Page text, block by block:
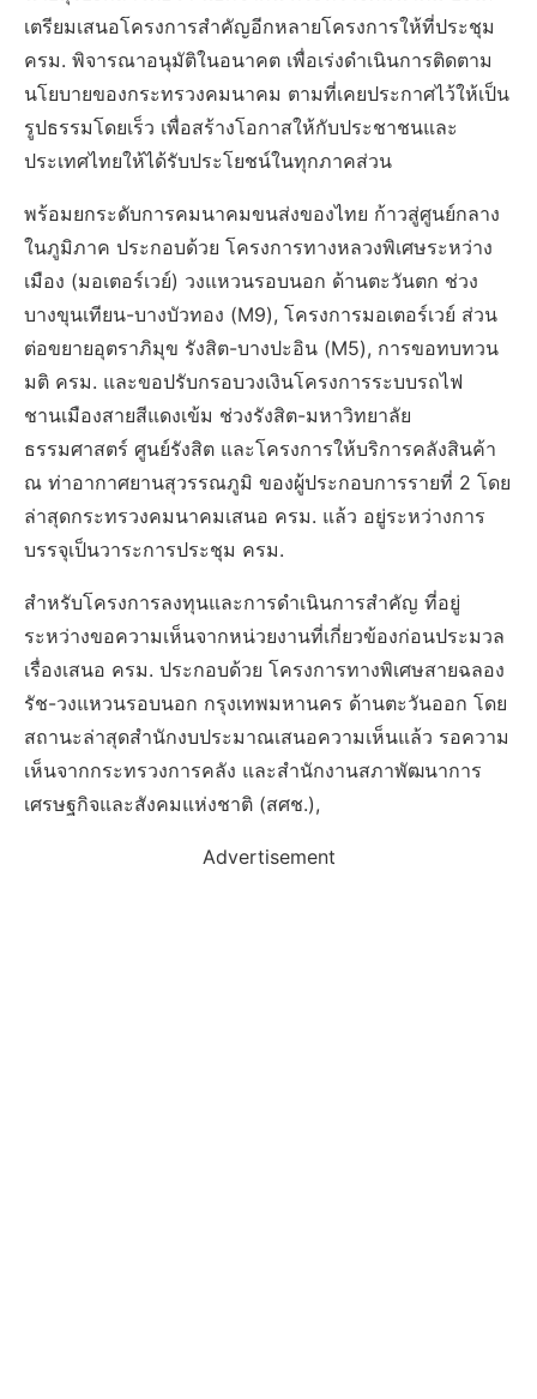
เตรียมเสนอโครงการสำคัญอีกหลายโครงการให้ที่ประชุม
ครม. พิจารณาอนุมัติในอนาคต เพื่อเร่งดำเนินการติดตาม
นโยบายของกระทรวงคมนาคม ตามที่เคยประกาศไว้ให้เป็น
รูปธรรมโดยเร็ว เพื่อสร้างโอกาสให้กับประชาชนและ
ประเทศไทยให้ได้รับประโยชน์ในทุกภาคส่วน
พร้อมยกระดับการคมนาคมขนส่งของไทย ก้าวสู่ศูนย์กลาง
ในภูมิภาค ประกอบด้วย โครงการทางหลวงพิเศษระหว่าง
เมือง (มอเตอร์เวย์) วงแหวนรอบนอก ด้านตะวันตก ช่วง
บางขุนเทียน-บางบัวทอง (M9), โครงการมอเตอร์เวย์ ส่วน
ต่อขยายอุตราภิมุข รังสิต-บางปะอิน (M5), การขอทบทวน
มติ ครม. และขอปรับกรอบวงเงินโครงการระบบรถไฟ
ชานเมืองสายสีแดงเข้ม ช่วงรังสิต-มหาวิทยาลัย
ธรรมศาสตร์ ศูนย์รังสิต และโครงการให้บริการคลังสินค้า
ณ ท่าอากาศยานสุวรรณภูมิ ของผู้ประกอบการรายที่ 2 โดย
ล่าสุดกระทรวงคมนาคมเสนอ ครม. แล้ว อยู่ระหว่างการ
บรรจุเป็นวาระการประชุม ครม.
สำหรับโครงการลงทุนและการดำเนินการสำคัญ ที่อยู่
ระหว่างขอความเห็นจากหน่วยงานที่เกี่ยวข้องก่อนประมวล
เรื่องเสนอ ครม. ประกอบด้วย โครงการทางพิเศษสายฉลอง
รัช-วงแหวนรอบนอก กรุงเทพมหานคร ด้านตะวันออก โดย
สถานะล่าสุดสำนักงบประมาณเสนอความเห็นแล้ว รอความ
เห็นจากกระทรวงการคลัง และสำนักงานสภาพัฒนาการ
เศรษฐกิจและสังคมแห่งชาติ (สศช.),
Advertisement